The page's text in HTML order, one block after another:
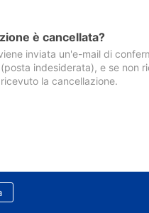
è cancellata?
inviata un'e-mail di
indesiderata), e se non
la cancellazione.